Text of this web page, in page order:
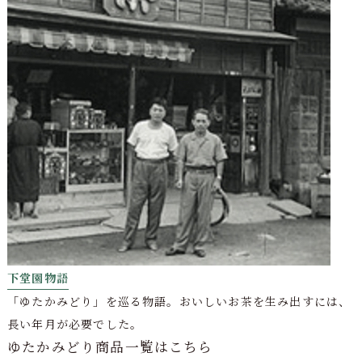
下堂園物語
「ゆたかみどり」を巡る物語。おいしいお茶を生み出すには、
長い年月が必要でした。
ゆたかみどり商品一覧はこちら